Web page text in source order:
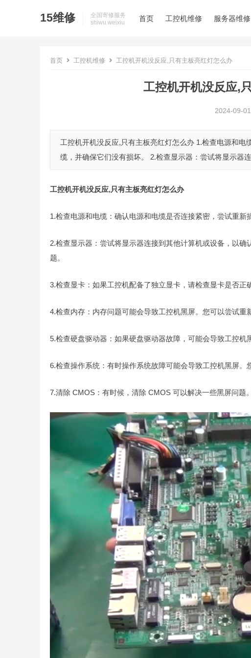
15维修
全国寄修服务
shiwu.weixiu
首页 工控机维修 服务器维修
首页 工控机维修 工控机开机没反应,只有主板亮红灯怎么办
工控机开机没反应,
2024-09-01
工控机开机没反应,只有主板亮红灯怎么办 1.检查电源和
缆，并确保它们没有损坏。 2.检查显示器：尝试将显示器
工控机开机没反应,只有主板亮红灯怎么办
1.检查电源和电缆：确认电源和电缆是否连接紧密，尝试重新
2.检查显示器：尝试将显示器连接到其他计算机或设备，以
题。
3.检查显卡：如果工控机配备了独立显卡，请检查显卡是否正
4.检查内存：内存问题可能会导致工控机黑屏。您可以尝试重
5.检查硬盘驱动器：如果硬盘驱动器故障，可能会导致工控机
6.检查操作系统：有时操作系统故障可能会导致工控机黑屏。
7.清除 CMOS：有时候，清除 CMOS 可以解决一些黑屏问题